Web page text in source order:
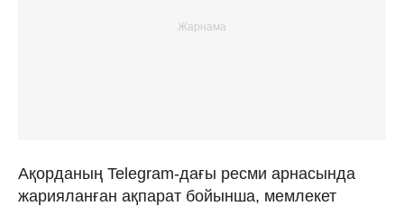
Ақорданың Telegram-дағы ресми арнасында
жарияланған ақпарат бойынша, мемлекет